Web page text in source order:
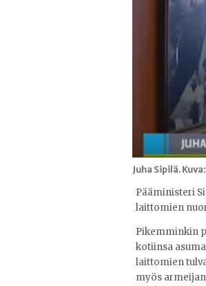
Juha Sipilä.
Pääministeri
laittomien
Pikemminkin
kotiinsa
laittomien
myös